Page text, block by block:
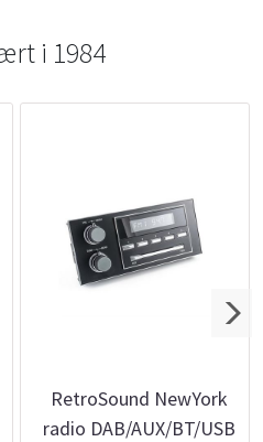
i 1984
RetroSound NewYork
radio DAB/AUX/BT/USB